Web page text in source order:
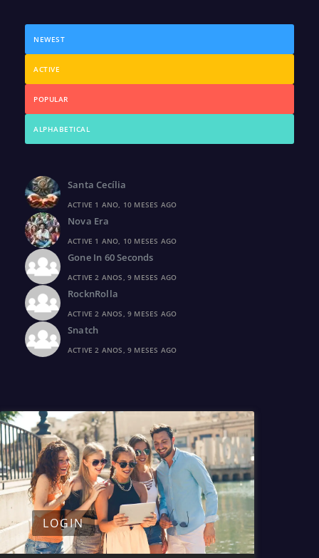
NEWEST
ACTIVE
POPULAR
ALPHABETICAL
Santa Cecília
ACTIVE 1 ANO, 10 MESES AGO
Nova Era
ACTIVE 1 ANO, 10 MESES AGO
Gone In 60 Seconds
ACTIVE 2 ANOS, 9 MESES AGO
RocknRolla
ACTIVE 2 ANOS, 9 MESES AGO
Snatch
ACTIVE 2 ANOS, 9 MESES AGO
LOGIN